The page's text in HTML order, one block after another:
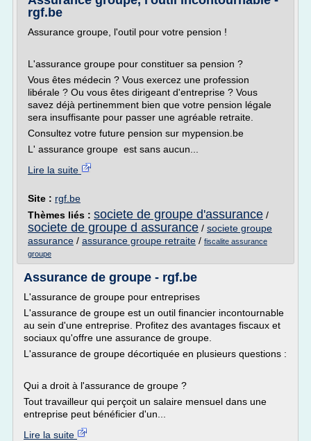
rgf.be
Assurance groupe, l'outil pour votre pension !
L'assurance groupe pour constituer sa pension ?
Vous êtes médecin ? Vous exercez une profession
libérale ? Ou vous êtes dirigeant d'entreprise ? Vous
savez déjà pertinemment bien que votre pension légale
sera insuffisante pour passer une agréable retraite.
Consultez votre future pension sur mypension.be
L' assurance groupe est sans aucun...
Lire la suite
Site : rgf.be
Thèmes liés : societe de groupe d'assurance /
societe de groupe d assurance / societe groupe
assurance / assurance groupe retraite / fiscalite assurance
groupe
Assurance de groupe - rgf.be
L'assurance de groupe pour entreprises
L'assurance de groupe est un outil financier incontournable
au sein d'une entreprise. Profitez des avantages fiscaux et
sociaux qu'offre une assurance de groupe.
L'assurance de groupe décortiquée en plusieurs questions :
Qui a droit à l'assurance de groupe ?
Tout travailleur qui perçoit un salaire mensuel dans une
entreprise peut bénéficier d'un...
Lire la suite